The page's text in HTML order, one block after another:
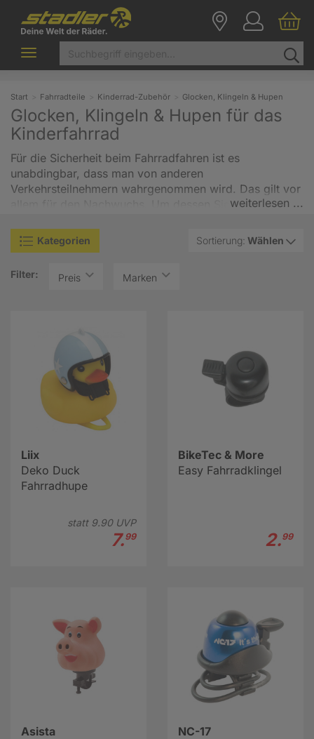
Toggle
navigation
Start Fahrradteile Kinderrad-Zubehör Glocken, Klingeln & Hupen
Glocken, Klingeln & Hupen für das
Kinderfahrrad
Für die Sicherheit beim Fahrradfahren ist es
unabdingbar, dass man von anderen
Verkehrsteilnehmern wahrgenommen wird. Das gilt vor
allem für den Nachwuchs. Um dessen Sichtbarkeit zu
der auch über parkende Autos hinausragt, oder das
Kind mit reflektierender Kleidung in knalligen Farben
unabdingbar, denn mit ihr kann der kleine Radler auf
Begebenheiten.
Lesen Sie hier weiter
weiterlesen ...
Sortierung: Wählen
Kategorien
Filter: Preis Marken
Liix
Deko Duck
Fahrradhupe
statt 9.90UVP
7.99
BikeTec & More
Easy Fahrradklingel
2.99
Asista
NC-17